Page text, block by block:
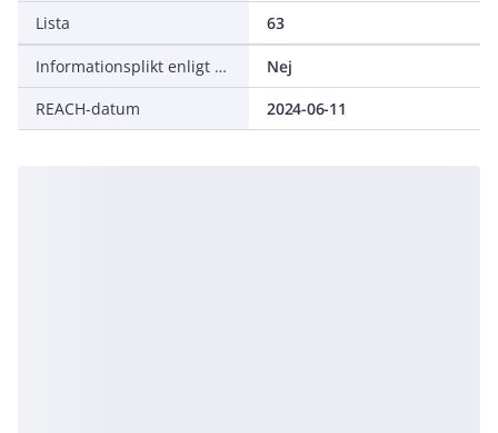
Lista
63
Informationsplikt enligt REACH
Nej
REACH-datum
2024-06-11